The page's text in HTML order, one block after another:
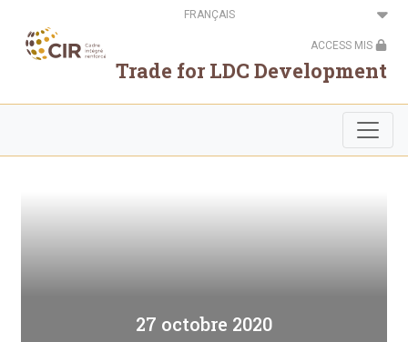
contenu
principal
Select
your
ACCESS MIS
Trade for LDC Development
27 octobre 2020